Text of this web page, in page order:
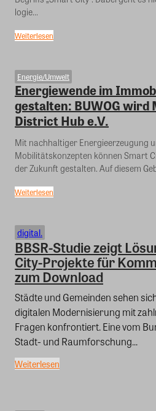
logie...
Weiterlesen
Energie/Umwelt
Energiewende im
gestalten: BUWOG wird
District Hub e.V.
Mit nachhaltiger Energieerzeugung
Mobilitätskonzepten können Smart
der Zukunft gestalten. Auf diesem
Weiterlesen
digital.
BBSR-Studie zeigt
City-Projekte für
zum Download
Städte und Gemeinden sehen
digitalen Modernisierung mit
Fragen konfrontiert. Eine vom
Stadt- und Raumforschung...
Weiterlesen